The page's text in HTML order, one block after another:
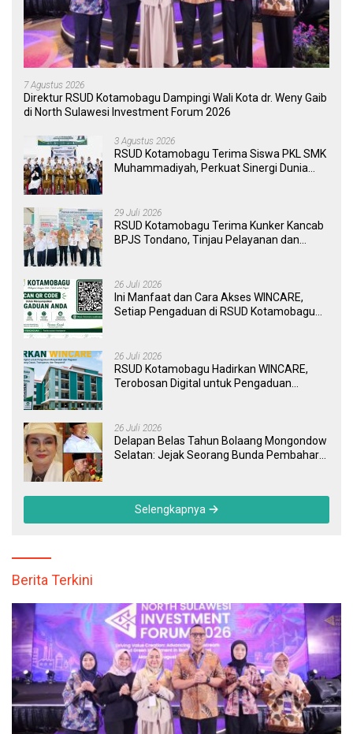
7 Agustus 2026
Direktur RSUD Kotamobagu Dampingi Wali Kota dr. Weny Gaib
di North Sulawesi Investment Forum 2026
3 Agustus 2026
RSUD Kotamobagu Terima Siswa PKL SMK
Muhammadiyah, Perkuat Sinergi Dunia
29 Juli 2026
RSUD Kotamobagu Terima Kunker Kancab
BPJS Tondano, Tinjau Pelayanan dan
26 Juli 2026
Ini Manfaat dan Cara Akses WINCARE,
Setiap Pengaduan di RSUD Kotamobagu
26 Juli 2026
RSUD Kotamobagu Hadirkan WINCARE,
Terobosan Digital untuk Pengaduan
26 Juli 2026
Delapan Belas Tahun Bolaang Mongondow
Selatan: Jejak Seorang Bunda Pembaharu
Selengkapnya
Berita Terkini